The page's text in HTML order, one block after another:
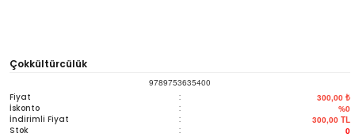
Çokkültürcülük
9789753635400
Fiyat : 300,00 ₺
İskonto : %0
İndirimli Fiyat : 300,00 TL
Stok : 0